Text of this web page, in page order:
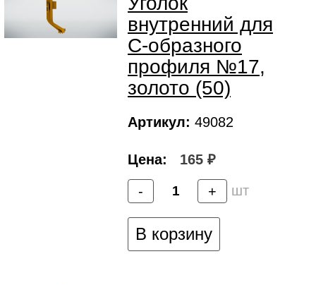
внутренний для
C-образного
профиля №17,
золото (50)
Артикул: 49082
Цена: 165 ₽
- + шт
В корзину